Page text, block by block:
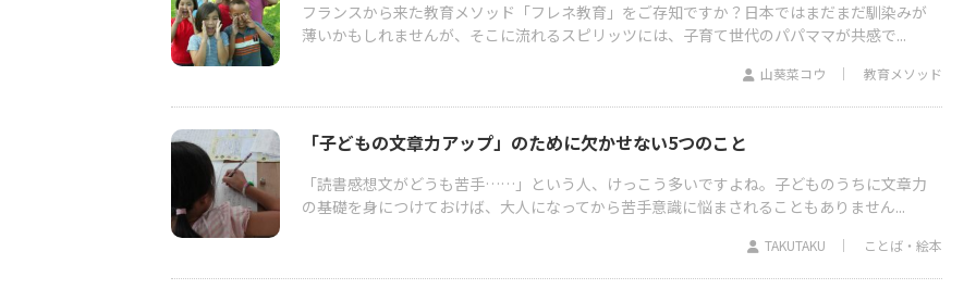
フランスから来た教育メソッド「フレネ教育」をご存知ですか？日本ではまだまだ馴染みが
薄いかもしれませんが、そこに流れるスピリッツには、子育て世代のパパママが共感で...
山葵菜コウ 教育メソッド
「子どもの文章力アップ」のために欠かせない5つのこと
「読書感想文がどうも苦手……」という人、けっこう多いですよね。子どものうちに文章力
の基礎を身につけておけば、大人になってから苦手意識に悩まされることもありません...
TAKUTAKU ことば・絵本